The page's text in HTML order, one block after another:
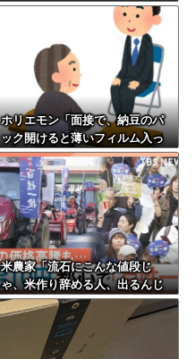
が良かった」
ホリエモン「面接で、納豆のパ
ック開けると薄いフィルム入っ
てるけどあれなんのためか教え
てって聞くわけ」
米農家「流石にこんな値段じ
ゃ、米作り辞める人、出るんじ
ゃないかなあ？？」